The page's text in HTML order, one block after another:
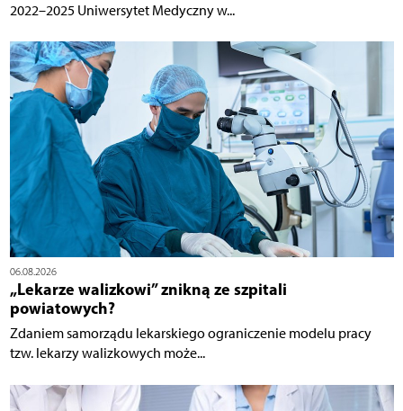
2022–2025 Uniwersytet Medyczny w...
06.08.2026
„Lekarze walizkowi” znikną ze szpitali
powiatowych?
Zdaniem samorządu lekarskiego ograniczenie modelu pracy
tzw. lekarzy walizkowych może...